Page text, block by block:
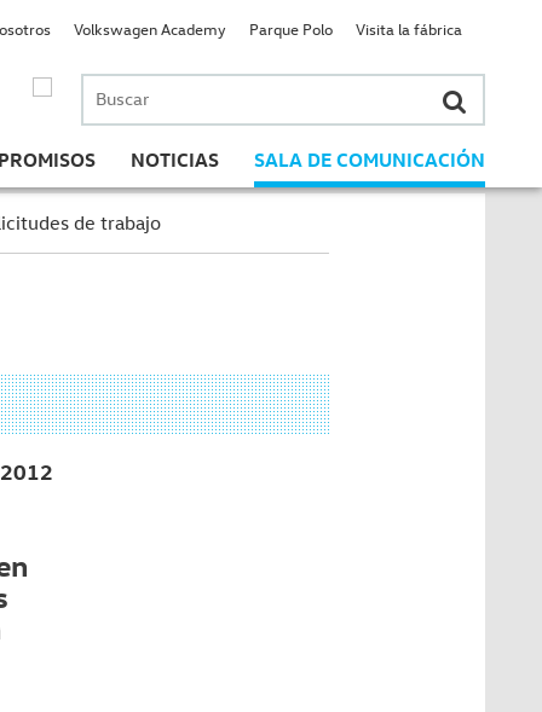
Buscar
por:
NOTICIAS SALA DE COMUNICACIÓN
Volkswagen Academy Parque Polo Visita la fábrica
de trabajo
2012